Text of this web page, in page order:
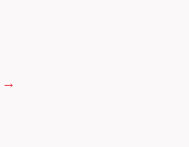
→